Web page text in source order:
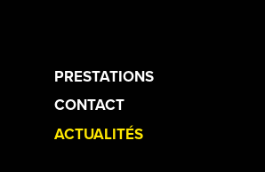
PRESTATIONS
CONTACT
ACTUALITÉS